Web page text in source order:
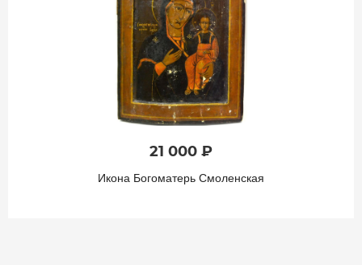
21 000 ₽
Икона Богоматерь Смоленская